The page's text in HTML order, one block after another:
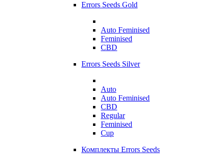
Errors Seeds Gold
Auto Feminised
Feminised
CBD
Errors Seeds Silver
Auto
Auto Feminised
CBD
Regular
Feminised
Cup
Комплекты Errors Seeds